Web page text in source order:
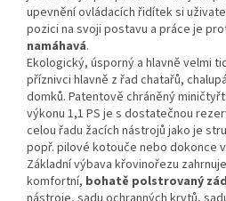
upevnění ovládacích řidítek si
pozici na svoji postavu a práce je
namáhavá.
Ekologický, úsporný a hlavně velmi
příznivci hlavně z řad chatařů,
domků. Patentově chráněný
výkonu 1,1 PS je s dostatečnou
celou řadu žacích nástrojů jako je
popř. pilové kotouče nebo dokonce
Základní výbava křovinořezu
komfortní, bohatě polstrovaný